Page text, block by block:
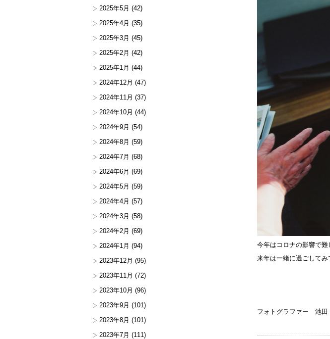
今年はコロナの影響で難
来年は一緒に過ごしてみ
フォトグラファー 池田
2025年5月 (42)
2025年4月 (35)
2025年3月 (45)
2025年2月 (42)
2025年1月 (44)
2024年12月 (47)
2024年11月 (37)
2024年10月 (44)
2024年9月 (54)
2024年8月 (59)
2024年7月 (68)
2024年6月 (69)
2024年5月 (59)
2024年4月 (57)
2024年3月 (58)
2024年2月 (69)
2024年1月 (94)
2023年12月 (95)
2023年11月 (72)
2023年10月 (96)
2023年9月 (101)
2023年8月 (101)
2023年7月 (111)